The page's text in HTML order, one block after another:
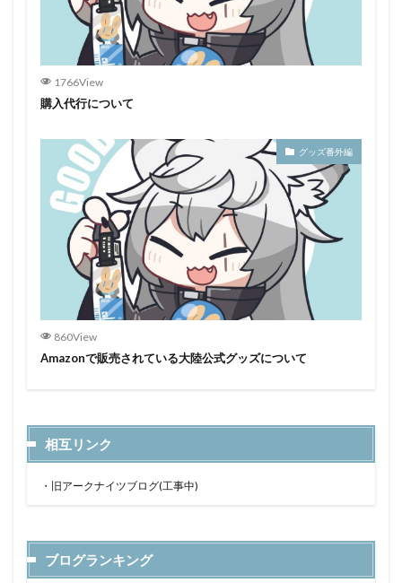
1766View
購入代行について
グッズ番外編
860View
Amazonで販売されている大陸公式グッズについて
相互リンク
・ 旧アークナイツブログ(工事中)
ブログランキング